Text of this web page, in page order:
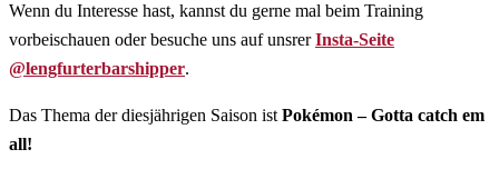
Wenn du Interesse hast, kannst du gerne mal beim Training
vorbeischauen oder besuche uns auf unsrerInsta-Seite
@lengfurterbarshipper.
Das Thema der diesjährigen Saison ist Pokémon – Gotta catch em
all!